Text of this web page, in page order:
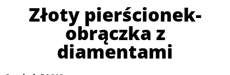
Złoty pierścionek-
obrączka z
diamentami